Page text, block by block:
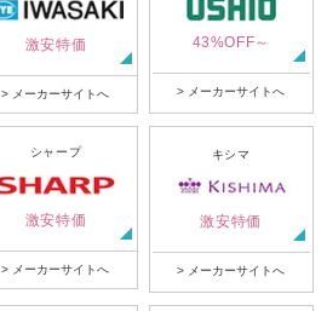
激安特価
> メーカーサイトへ
43%OFF～
> メーカーサイトへ
シャープ
激安特価
> メーカーサイトへ
キシマ
激安特価
> メーカーサイトへ